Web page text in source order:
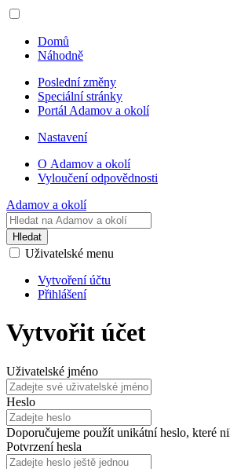
Domů
Náhodně
Poslední změny
Speciální stránky
Portál Adamov a okolí
Nastavení
O Adamov a okolí
Vyloučení odpovědnosti
Adamov a okolí
Hledat
Uživatelské menu
Vytvoření účtu
Přihlášení
Vytvořit účet
Uživatelské jméno
Heslo
Doporučujeme použít unikátní heslo, které
Potvrzení hesla